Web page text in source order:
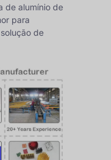
de alumínio de
para
de